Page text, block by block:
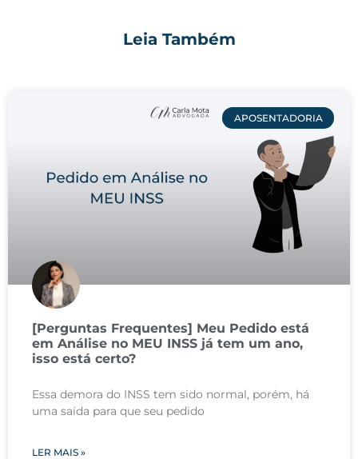
Leia Também
APOSENTADORIA
[Perguntas Frequentes] Meu Pedido está
em Análise no MEU INSS já tem um ano,
isso está certo?
Essa demora do INSS tem sido normal, porém, há
uma saída para que seu pedido
LER MAIS »